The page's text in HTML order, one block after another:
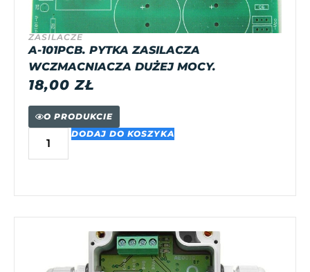
ZASILACZE
A-101PCB. PYTKA ZASILACZA
WCZMACNIACZA DUŻEJ MOCY.
18,00ZŁ
O PRODUKCIE
DODAJ DO KOSZYKA